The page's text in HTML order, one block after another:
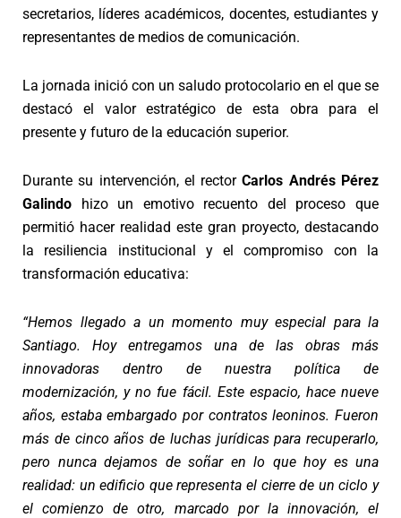
secretarios, líderes académicos, docentes, estudiantes y
representantes de medios de comunicación.
La jornada inició con un saludo protocolario en el que se
destacó el valor estratégico de esta obra para el
presente y futuro de la educación superior.
Durante su intervención, el rectorCarlos Andrés Pérez
Galindo hizo un emotivo recuento del proceso que
permitió hacer realidad este gran proyecto, destacando
la resiliencia institucional y el compromiso con la
transformación educativa:
“Hemos llegado a un momento muy especial para la
Santiago. Hoy entregamos una de las obras más
innovadoras dentro de nuestra política de
modernización, y no fue fácil. Este espacio, hace nueve
años, estaba embargado por contratos leoninos. Fueron
más de cinco años de luchas jurídicas para recuperarlo,
pero nunca dejamos de soñar en lo que hoy es una
realidad: un edificio que representa el cierre de un ciclo y
el comienzo de otro, marcado por la innovación, el